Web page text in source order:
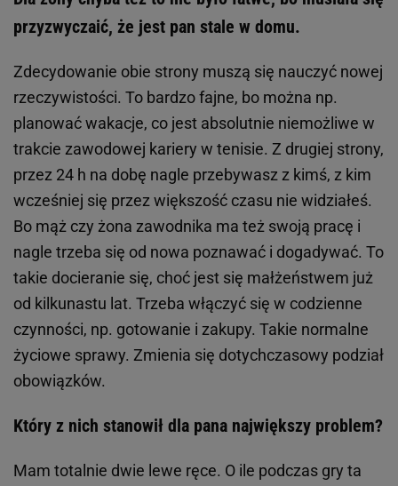
przyzwyczaić, że jest pan stale w domu.
Zdecydowanie obie strony muszą się nauczyć nowej
rzeczywistości. To bardzo fajne, bo można np.
planować wakacje, co jest absolutnie niemożliwe w
trakcie zawodowej kariery w tenisie. Z drugiej strony,
przez 24 h na dobę nagle przebywasz z kimś, z kim
wcześniej się przez większość czasu nie widziałeś.
Bo mąż czy żona zawodnika ma też swoją pracę i
nagle trzeba się od nowa poznawać i dogadywać. To
takie docieranie się, choć jest się małżeństwem już
od kilkunastu lat. Trzeba włączyć się w codzienne
czynności, np. gotowanie i zakupy. Takie normalne
życiowe sprawy. Zmienia się dotychczasowy podział
obowiązków.
Który z nich stanowił dla pana największy problem?
Mam totalnie dwie lewe ręce. O ile podczas gry ta